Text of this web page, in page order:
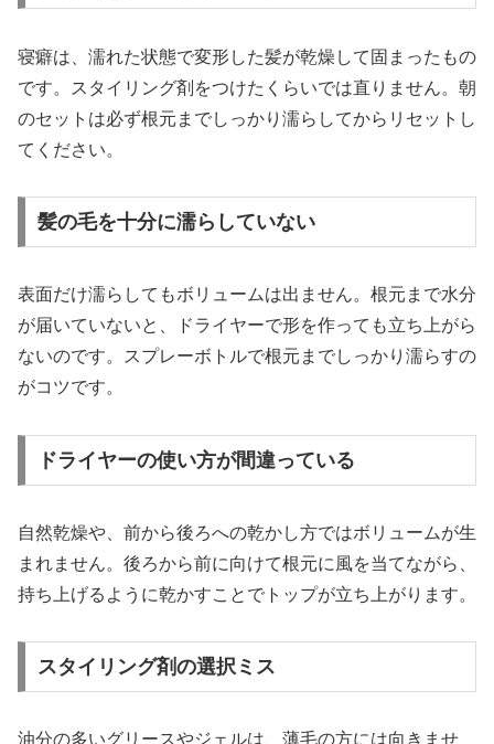
寝癖は、濡れた状態で変形した髪が乾燥して固まったもの
です。スタイリング剤をつけたくらいでは直りません。朝
のセットは必ず根元までしっかり濡らしてからリセットし
てください。
髪の毛を十分に濡らしていない
表面だけ濡らしてもボリュームは出ません。根元まで水分
が届いていないと、ドライヤーで形を作っても立ち上がら
ないのです。スプレーボトルで根元までしっかり濡らすの
がコツです。
ドライヤーの使い方が間違っている
自然乾燥や、前から後ろへの乾かし方ではボリュームが生
まれません。後ろから前に向けて根元に風を当てながら、
持ち上げるように乾かすことでトップが立ち上がります。
スタイリング剤の選択ミス
油分の多いグリースやジェルは、薄毛の方には向きませ